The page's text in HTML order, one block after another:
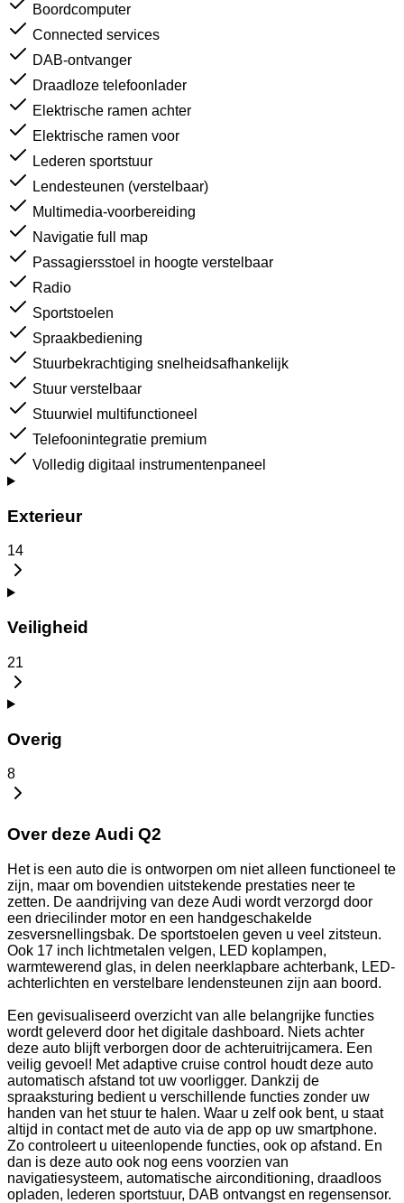
Boordcomputer
Connected services
DAB-ontvanger
Draadloze telefoonlader
Elektrische ramen achter
Elektrische ramen voor
Lederen sportstuur
Lendesteunen (verstelbaar)
Multimedia-voorbereiding
Navigatie full map
Passagiersstoel in hoogte verstelbaar
Radio
Sportstoelen
Spraakbediening
Stuurbekrachtiging snelheidsafhankelijk
Stuur verstelbaar
Stuurwiel multifunctioneel
Telefoonintegratie premium
Volledig digitaal instrumentenpaneel
Exterieur
14
Veiligheid
21
Overig
8
Over deze Audi Q2
Het is een auto die is ontworpen om niet alleen functioneel te
zijn, maar om bovendien uitstekende prestaties neer te
zetten. De aandrijving van deze Audi wordt verzorgd door
een driecilinder motor en een handgeschakelde
zesversnellingsbak. De sportstoelen geven u veel zitsteun.
Ook 17 inch lichtmetalen velgen, LED koplampen,
warmtewerend glas, in delen neerklapbare achterbank, LED-
achterlichten en verstelbare lendensteunen zijn aan boord.
Een gevisualiseerd overzicht van alle belangrijke functies
wordt geleverd door het digitale dashboard. Niets achter
deze auto blijft verborgen door de achteruitrijcamera. Een
veilig gevoel! Met adaptive cruise control houdt deze auto
automatisch afstand tot uw voorligger. Dankzij de
spraaksturing bedient u verschillende functies zonder uw
handen van het stuur te halen. Waar u zelf ook bent, u staat
altijd in contact met de auto via de app op uw smartphone.
Zo controleert u uiteenlopende functies, ook op afstand. En
dan is deze auto ook nog eens voorzien van
navigatiesysteem, automatische airconditioning, draadloos
opladen, lederen sportstuur, DAB ontvangst en regensensor.